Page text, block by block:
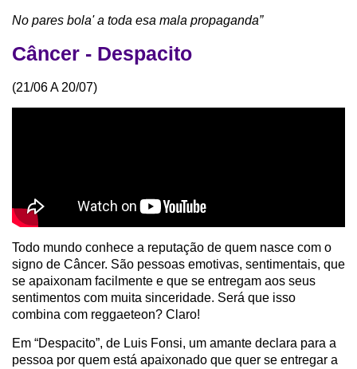
No pares bola' a toda esa mala propaganda”
Câncer - Despacito
(21/06 A 20/07)
Todo mundo conhece a reputação de quem nasce com o
signo de Câncer. São pessoas emotivas, sentimentais, que
se apaixonam facilmente e que se entregam aos seus
sentimentos com muita sinceridade. Será que isso
combina com reggaeteon? Claro!
Em “Despacito”, de Luis Fonsi, um amante declara para a
pessoa por quem está apaixonado que quer se entregar a